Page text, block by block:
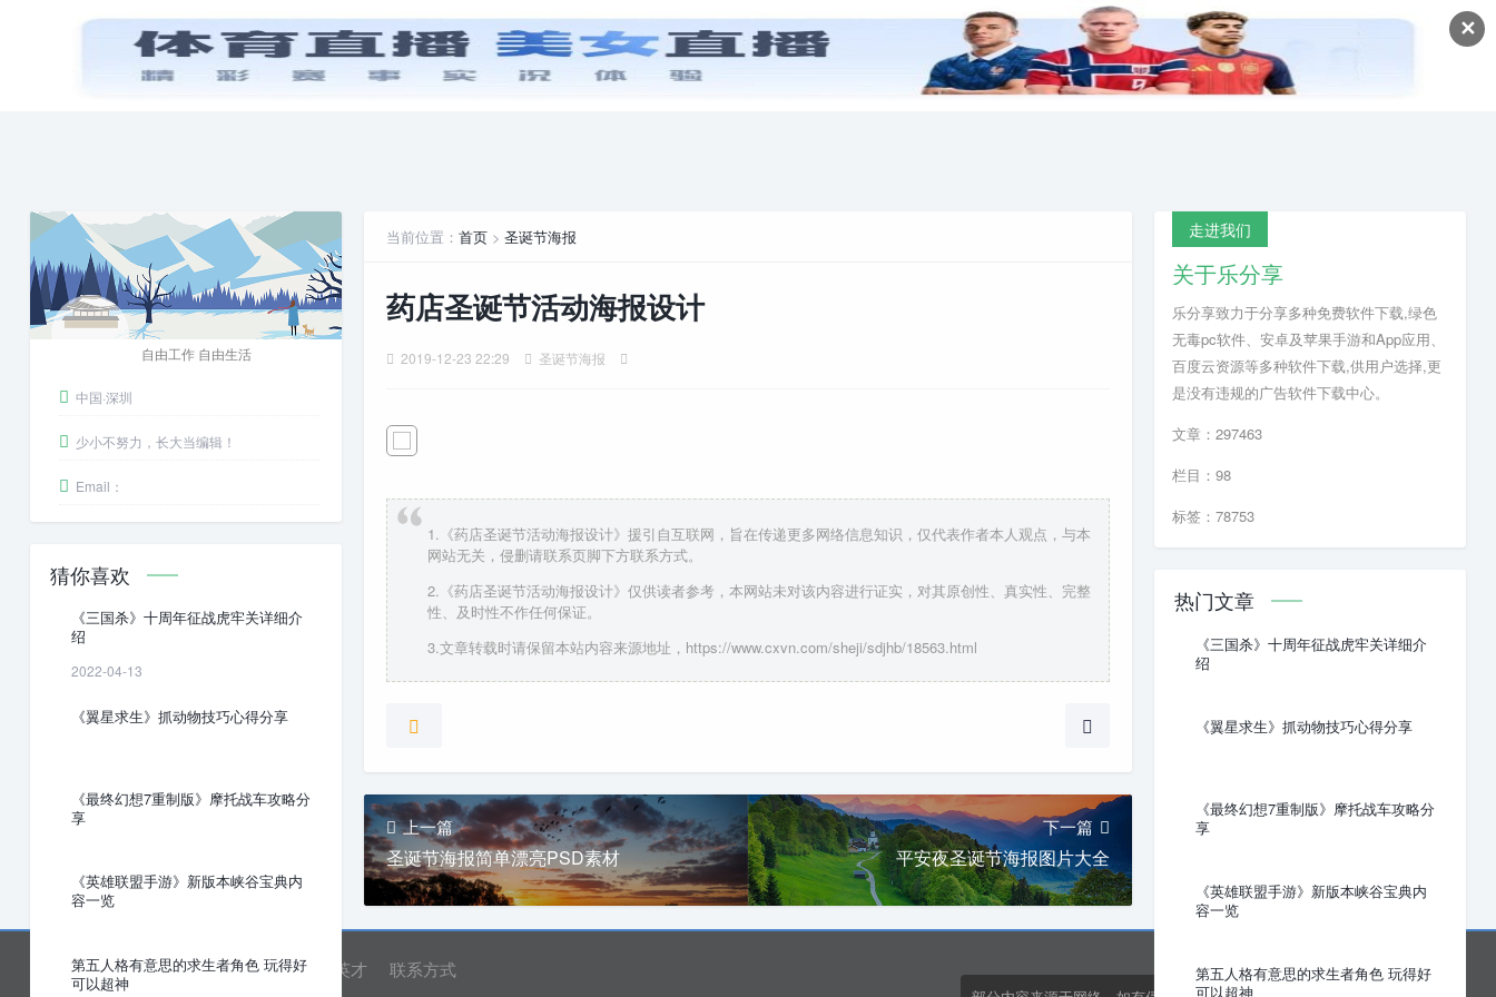
✕
PPT模板 娱乐八卦 安卓游戏 游戏攻略 电脑游戏
当前位置： 首页> 圣诞节海报
药店圣诞节活动海报设计
2019-12-23 22:29 圣诞节海报
1.《药店圣诞节活动海报设计》援引自互联网，旨在传递更多网络信息知识，仅代表作者本人观点，与本
网站无关，侵删请联系页脚下方联系方式。
2.《药店圣诞节活动海报设计》仅供读者参考，本网站未对该内容进行证实，对其原创性、真实性、完整
性、及时性不作任何保证。
3.文章转载时请保留本站内容来源地址，https://www.cxvn.com/sheji/sdjhb/18563.html
上一篇
圣诞节海报简单漂亮PSD素材
下一篇
平安夜圣诞节海报图片大全
自由工作 自由生活
中国·深圳
少小不努力，长大当编辑！
Email：
猜你喜欢
《三国杀》十周年征战虎牢关详细介
绍
2022-04-13
《翼星求生》抓动物技巧心得分享
《最终幻想7重制版》摩托战车攻略分
享
《英雄联盟手游》新版本峡谷宝典内
容一览
第五人格有意思的求生者角色 玩得好
可以超神
走进我们
关于乐分享
乐分享致力于分享多种免费软件下载,绿色
无毒pc软件、安卓及苹果手游和App应用、
百度云资源等多种软件下载,供用户选择,更
是没有违规的广告软件下载中心。
文章：297463
栏目：98
标签：78753
热门文章
《三国杀》十周年征战虎牢关详细介
绍
《翼星求生》抓动物技巧心得分享
《最终幻想7重制版》摩托战车攻略分
享
《英雄联盟手游》新版本峡谷宝典内
容一览
第五人格有意思的求生者角色 玩得好
可以超神
网站首页 关于我们 诚聘英才 联系方式